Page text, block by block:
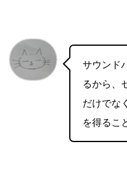
サウンド
るから、
だけでな
を得るこ